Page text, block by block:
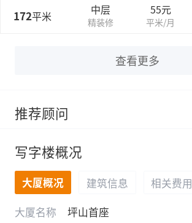
172平米 中层
精装修
55元
平米/月
查看更多
推荐顾问
写字楼概况
大厦概况 建筑信息
相关费用
大厦名称
坪山首座